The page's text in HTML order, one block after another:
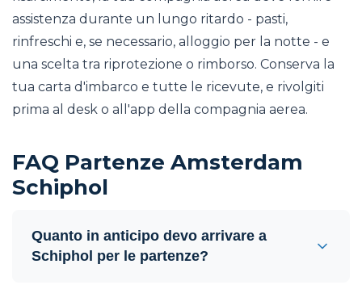
assistenza durante un lungo ritardo - pasti,
rinfreschi e, se necessario, alloggio per la notte - e
una scelta tra riprotezione o rimborso. Conserva la
tua carta d'imbarco e tutte le ricevute, e rivolgiti
prima al desk o all'app della compagnia aerea.
FAQ Partenze Amsterdam
Schiphol
Quanto in anticipo devo arrivare a
Schiphol per le partenze?